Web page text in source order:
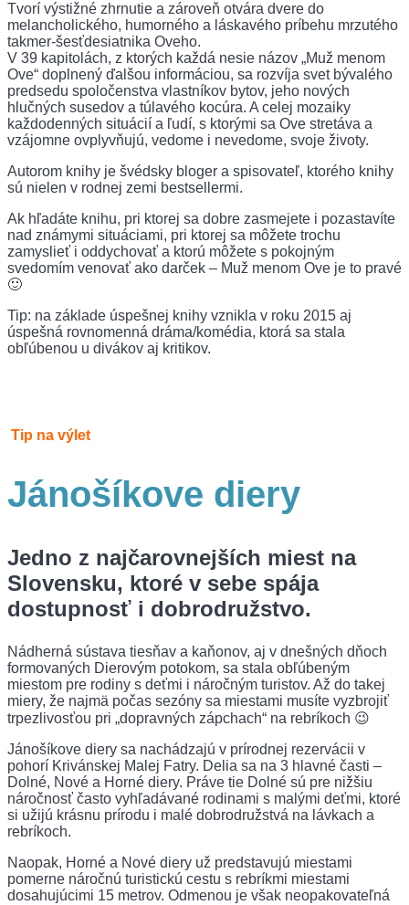
Tvorí výstižné zhrnutie a zároveň otvára dvere do
melancholického, humorného a láskavého príbehu mrzutého
takmer-šesťdesiatnika Oveho.
V 39 kapitolách, z ktorých každá nesie názov „Muž menom
Ove“ doplnený ďalšou informáciou, sa rozvíja svet bývalého
predsedu spoločenstva vlastníkov bytov, jeho nových
hlučných susedov a túlavého kocúra. A celej mozaiky
každodenných situácií a ľudí, s ktorými sa Ove stretáva a
vzájomne ovplyvňujú, vedome i nevedome, svoje životy.
Autorom knihy je švédsky bloger a spisovateľ, ktorého knihy
sú nielen v rodnej zemi bestsellermi.
Ak hľadáte knihu, pri ktorej sa dobre zasmejete i pozastavíte
nad známymi situáciami, pri ktorej sa môžete trochu
zamyslieť i oddychovať a ktorú môžete s pokojným
svedomím venovať ako darček – Muž menom Ove je to pravé
🙂
Tip: na základe úspešnej knihy vznikla v roku 2015 aj
úspešná rovnomenná dráma/komédia, ktorá sa stala
obľúbenou u divákov aj kritikov.
Tip na výlet
Jánošíkove diery
Jedno z najčarovnejších miest na
Slovensku, ktoré v sebe spája
dostupnosť i dobrodružstvo.
Nádherná sústava tiesňav a kaňonov, aj v dnešných dňoch
formovaných Dierovým potokom, sa stala obľúbeným
miestom pre rodiny s deťmi i náročným turistov. Až do takej
miery, že najmä počas sezóny sa miestami musíte vyzbrojiť
trpezlivosťou pri „dopravných zápchach“ na rebríkoch 😉
Jánošíkove diery sa nachádzajú v prírodnej rezervácii v
pohorí Krivánskej Malej Fatry. Delia sa na 3 hlavné časti –
Dolné, Nové a Horné diery. Práve tie Dolné sú pre nižšiu
náročnosť často vyhľadávané rodinami s malými deťmi, ktoré
si užijú krásnu prírodu i malé dobrodružstvá na lávkach a
rebríkoch.
Naopak, Horné a Nové diery už predstavujú miestami
pomerne náročnú turistickú cestu s rebríkmi miestami
dosahujúcimi 15 metrov. Odmenou je však neopakovateľná